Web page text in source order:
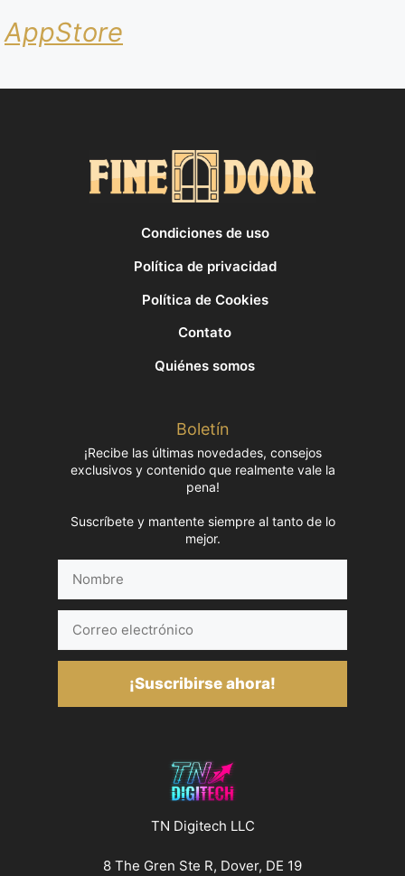
AppStore
Condiciones de uso
Política de privacidad
Política de Cookies
Contato
Quiénes somos
Boletín
¡Recibe las últimas novedades, consejos
exclusivos y contenido que realmente vale la
pena!
Suscríbete y mantente siempre al tanto de lo
mejor.
electrónico
¡Suscribirse ahora!
TN Digitech LLC
8 The Gren Ste R, Dover, DE 19